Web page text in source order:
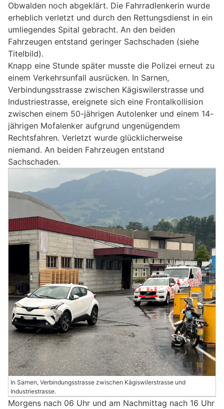
Obwalden noch abgeklärt. Die Fahrradlenkerin wurde
erheblich verletzt und durch den Rettungsdienst in ein
umliegendes Spital gebracht. An den beiden
Fahrzeugen entstand geringer Sachschaden (siehe
Titelbild).
Knapp eine Stunde später musste die Polizei erneut zu
einem Verkehrsunfall ausrücken. In Sarnen,
Verbindungsstrasse zwischen Kägiswilerstrasse und
Industriestrasse, ereignete sich eine Frontalkollision
zwischen einem 50-jährigen Autolenker und einem 14-
jährigen Mofalenker aufgrund ungenügendem
Rechtsfahren. Verletzt wurde glücklicherweise
niemand. An beiden Fahrzeugen entstand
Sachschaden.
In Sarnen, Verbindungsstrasse zwischen Kägiswilerstrasse und
Industriestrasse.
Morgens nach 06 Uhr und am Nachmittag nach 16 Uhr